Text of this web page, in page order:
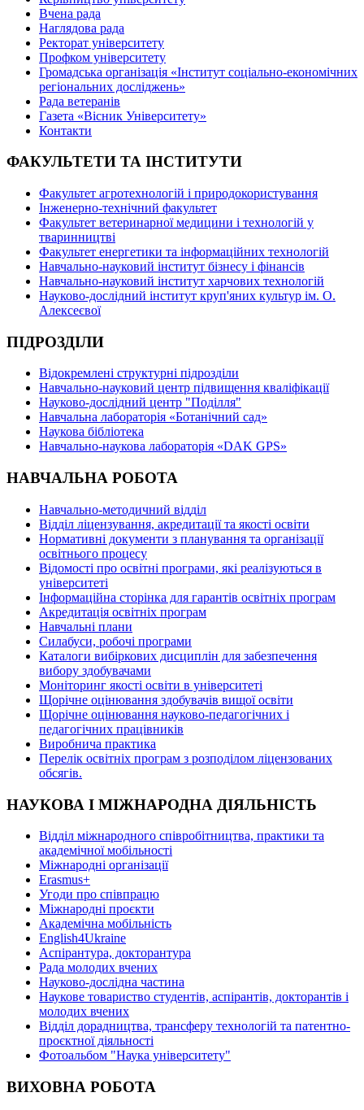
Вчена рада
Наглядова рада
Ректорат університету
Профком університету
Громадська організація «Інститут соціально-економічних
регіональних досліджень»
Рада ветеранів
Газета «Вісник Університету»
Контакти
ФАКУЛЬТЕТИ ТА ІНСТИТУТИ
Факультет агротехнологій і природокористування
Інженерно-технічний факультет
Факультет ветеринарної медицини і технологій у
тваринництві
Факультет енергетики та інформаційних технологій
Навчально-науковий інститут бізнесу і фінансів
Навчально-науковий інститут харчових технологій
Науково-дослідний інститут круп'яних культур ім. О.
Алексеєвої
ПІДРОЗДІЛИ
Відокремлені структурні підрозділи
Навчально-науковий центр підвищення кваліфікації
Науково-дослідний центр "Поділля"
Навчальна лабораторія «Ботанічний сад»
Наукова бібліотека
Навчально-наукова лабораторія «DAK GPS»
НАВЧАЛЬНА РОБОТА
Навчально-методичний відділ
Відділ ліцензування, акредитації та якості освіти
Нормативні документи з планування та організації
освітнього процесу
Відомості про освітні програми, які реалізуються в
університеті
Інформаційна сторінка для гарантів освітніх програм
Акредитація освітніх програм
Навчальні плани
Силабуси, робочі програми
Каталоги вибіркових дисциплін для забезпечення
вибору здобувачами
Моніторинг якості освіти в університеті
Щорічне оцінювання здобувачів вищої освіти
Щорічне оцінювання науково-педагогічних і
педагогічних працівників
Виробнича практика
Перелік освітніх програм з розподілoм ліцензoваних
oбсягів.
НАУКОВА І МІЖНАРОДНА ДІЯЛЬНІСТЬ
Відділ міжнародного співробітництва, практики та
академічної мобільності
Міжнародні організації
Erasmus+
Угоди про співпрацю
Міжнародні проєкти
Академічна мобільність
English4Ukraine
Аспірантура, докторантура
Рада молодих вчених
Науково-дослідна частина
Наукове товариство студентів, аспірантів, докторантів і
молодих вчених
Відділ дорадництва, трансферу технологій та патентно-
проєктної діяльності
Фотоальбом "Наука університету"
ВИХОВНА РОБОТА